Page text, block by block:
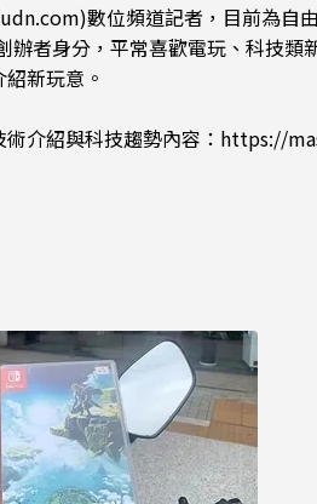
數位頻道記者，目前為自
者身分，平常喜歡電玩、科技類
新玩意。
介紹與科技趨勢內容： https://